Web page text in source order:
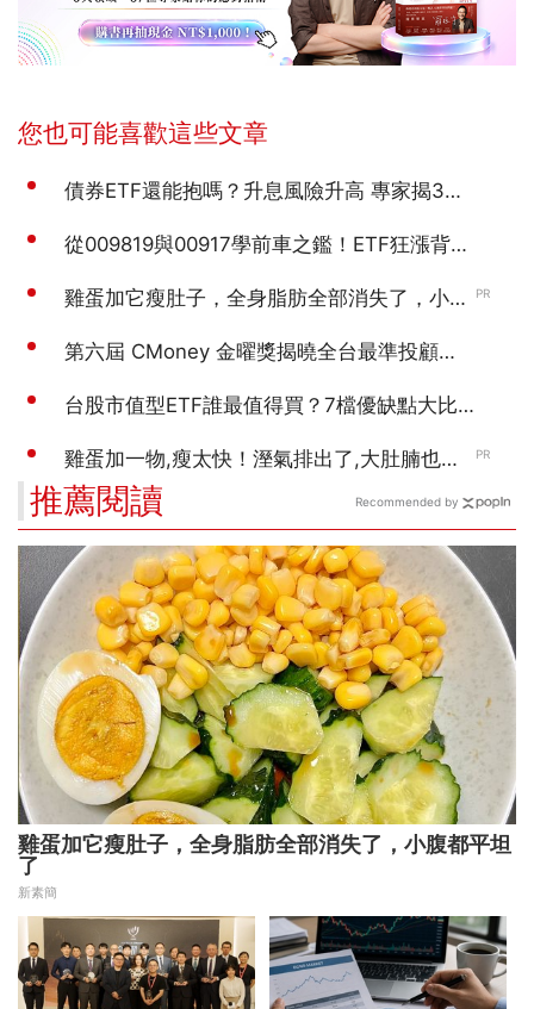
推薦閱讀
雞蛋加它瘦肚子，全身脂肪全部消失了，小腹都平坦
了
新素簡
Recommended by